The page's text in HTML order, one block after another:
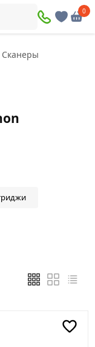
0
Сканеры